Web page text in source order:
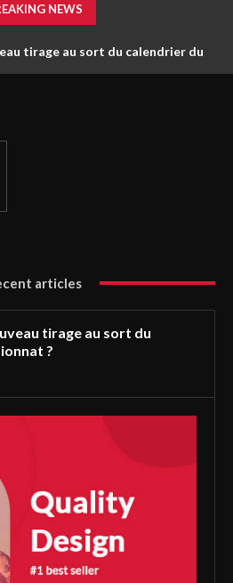
NEWS
tirage au sort du calendrier du
articles
tirage au sort du
?